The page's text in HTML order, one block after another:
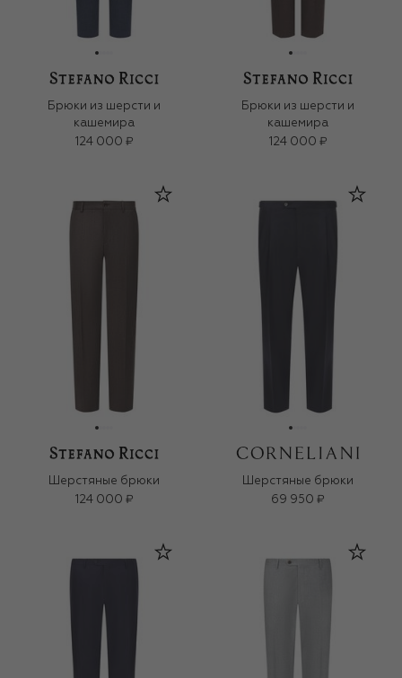
Брюки из шерсти и
кашемира
124 000 ₽
Брюки из шерсти и
кашемира
124 000 ₽
Шерстяные брюки
124 000 ₽
Шерстяные брюки
69 950 ₽